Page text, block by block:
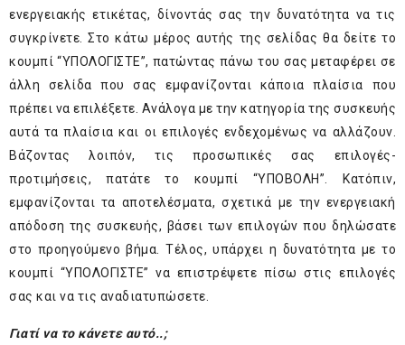
ενεργειακής ετικέτας, δίνοντάς σας την δυνατότητα να τις
συγκρίνετε. Στο κάτω μέρος αυτής της σελίδας θα δείτε το
κουμπί “ΥΠΟΛΟΓΙΣΤΕ”, πατώντας πάνω του σας μεταφέρει σε
άλλη σελίδα που σας εμφανίζονται κάποια πλαίσια που
πρέπει να επιλέξετε. Ανάλογα με την κατηγορία της συσκευής
αυτά τα πλαίσια και οι επιλογές ενδεχομένως να αλλάζουν.
Βάζοντας λοιπόν, τις προσωπικές σας επιλογές-
προτιμήσεις, πατάτε το κουμπί “ΥΠΟΒΟΛΗ”. Κατόπιν,
εμφανίζονται τα αποτελέσματα, σχετικά με την ενεργειακή
απόδοση της συσκευής, βάσει των επιλογών που δηλώσατε
στο προηγούμενο βήμα. Τέλος, υπάρχει η δυνατότητα με το
κουμπί “ΥΠΟΛΟΓΙΣΤΕ” να επιστρέψετε πίσω στις επιλογές
σας και να τις αναδιατυπώσετε.
Γιατί να το κάνετε αυτό..;